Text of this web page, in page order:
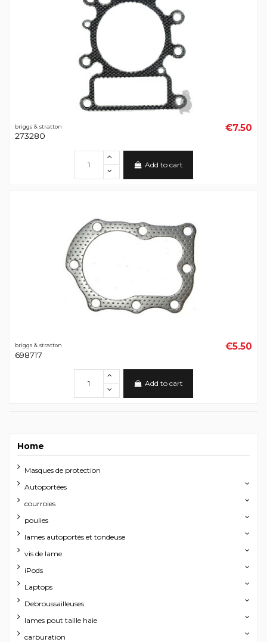
briggs & stratton
273280
€7.50
Add to cart
briggs & stratton
698717
€5.50
Add to cart
Home
Masques de protection
Autoportées
courroies
poulies
lames autoportés et tondeuse
vis de lame
iPods
Laptops
Debroussailleuses
lames pout taille haie
carburation